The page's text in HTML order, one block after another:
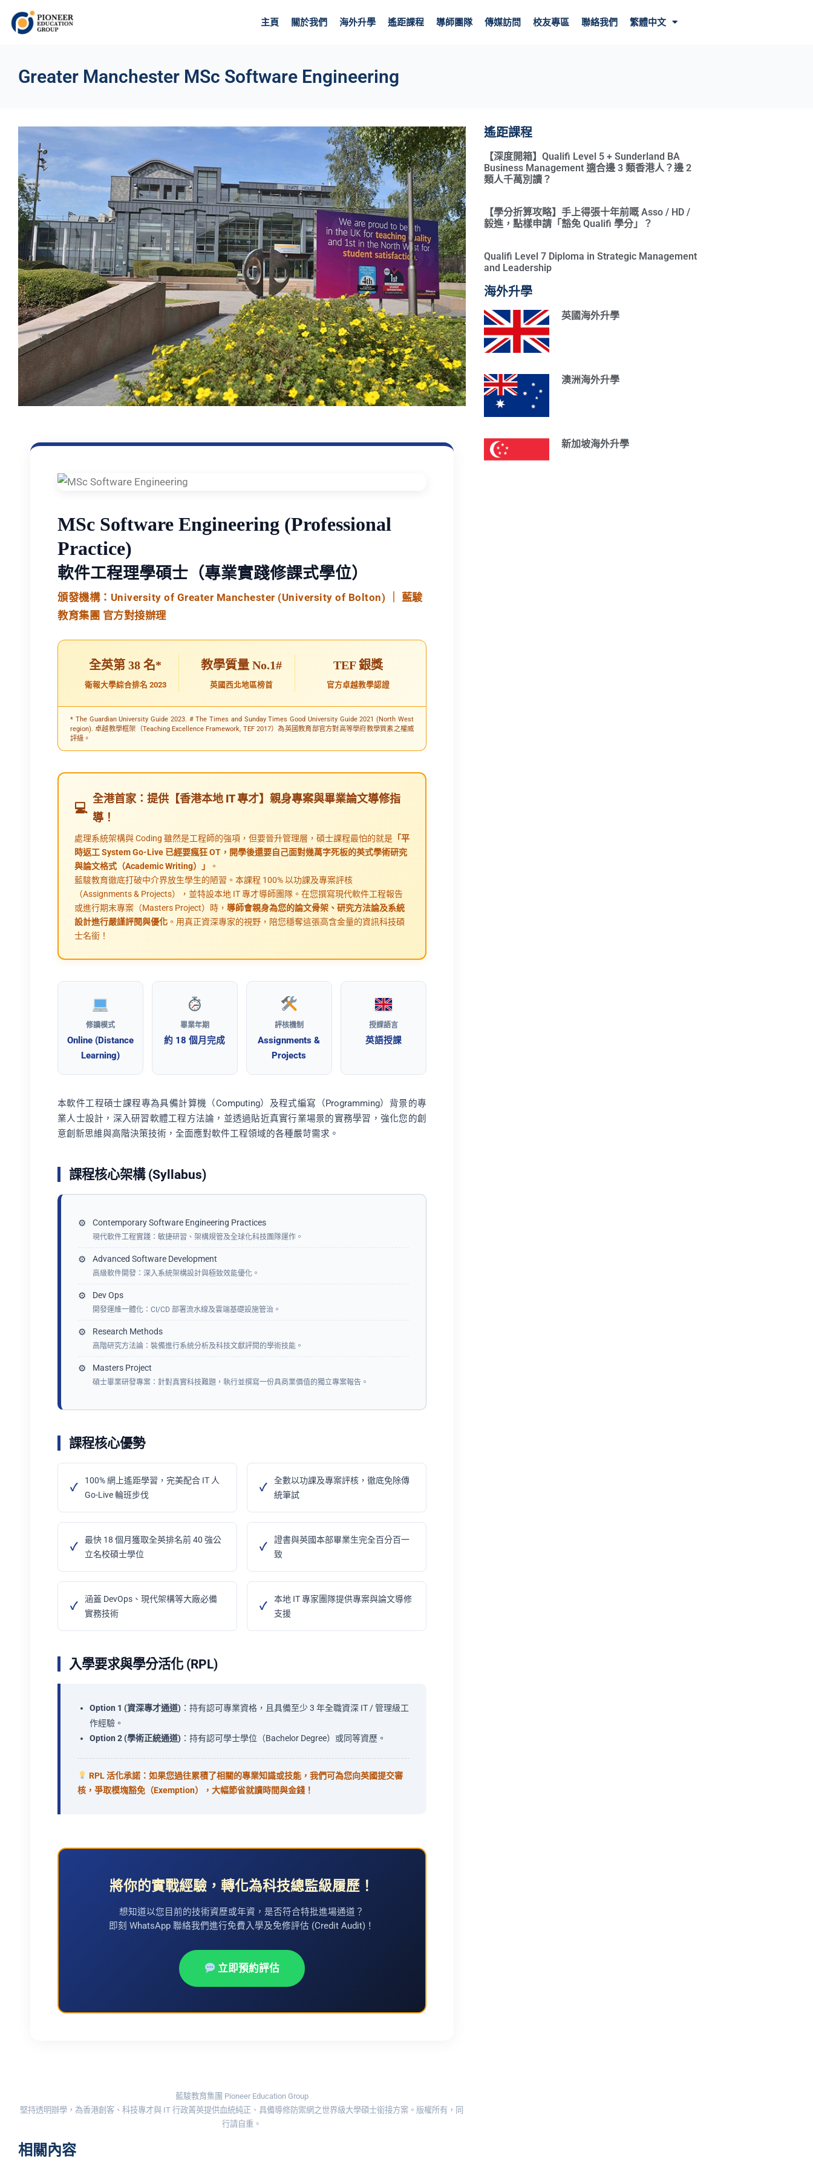
主頁 關於我們 海外升學 遙距課程 導師團隊 傳媒訪問 校友專區 聯絡我們 繁體中文
Greater Manchester MSc Software Engineering
MSc Software Engineering (Professional
Practice)
軟件工程理學碩士（專業實踐修課式學位）
頒發機構：University of Greater Manchester (University of Bolton) ｜ 藍駿
教育集團 官方對接辦理
全英第 38 名*
衛報大學綜合排名 2023
教學質量 No.1#
英國西北地區榜首
TEF 銀獎
官方卓越教學認證
* The Guardian University Guide 2023. # The Times and Sunday Times Good University Guide 2021 (North West
region). 卓越教學框架（Teaching Excellence Framework, TEF 2017）為英國教育部官方對高等學府教學質素之權威
評級。
全港首家：提供【香港本地 IT 專才】親身專案與畢業論文導修指
導！
處理系統架構與 Coding 雖然是工程師的強項，但要晉升管理層，碩士課程最怕的就是 「平
時返工 System Go-Live 已經要瘋狂 OT，開學後還要自己面對幾萬字死板的英式學術研究
與論文格式（Academic Writing）」
。
藍駿教育徹底打破中介界放生學生的陋習。本課程 100% 以功課及專案評核
（Assignments & Projects），並特設本地 IT 專才導師團隊。在您撰寫現代軟件工程報告
或進行期末專案（Masters Project）時， 導師會親身為您的論文骨架、研究方法論及系統
設計進行嚴謹評閱與優化 。用真正資深專家的視野，陪您穩奪這張高含金量的資訊科技碩
士名銜！
修讀模式
Online (Distance
Learning)
畢業年期
約 18 個月完成
評核機制
Assignments &
Projects
授課語言
英語授課
本軟件工程碩士課程專為具備計算機（Computing）及程式編寫（Programming）背景的專
業人士設計，深入研習軟體工程方法論，並透過貼近真實行業場景的實務學習，強化您的創
意創新思維與高階決策技術，全面應對軟件工程領域的各種嚴苛需求。
課程核心架構 (Syllabus)
Contemporary Software Engineering Practices
現代軟件工程實踐：敏捷研習、架構規管及全球化科技團隊運作。
Advanced Software Development
高級軟件開發：深入系統架構設計與極致效能優化。
Dev Ops
開發運維一體化：CI/CD 部署流水線及雲端基礎設施管治。
Research Methods
高階研究方法論：裝備進行系統分析及科技文獻評閱的學術技能。
Masters Project
碩士畢業研發專案：針對真實科技難題，執行並撰寫一份具商業價值的獨立專案報告。
課程核心優勢
100% 網上遙距學習，完美配合 IT 人
Go-Live 輪班步伐
全數以功課及專案評核，徹底免除傳
統筆試
最快 18 個月獲取全英排名前 40 強公
立名校碩士學位
證書與英國本部畢業生完全百分百一
致
涵蓋 DevOps、現代架構等大廠必備
實務技術
本地 IT 專家團隊提供專案與論文導修
支援
入學要求與學分活化 (RPL)
Option 1 (資深專才通道) ：持有認可專業資格，且具備至少 3 年全職資深 IT / 管理級工
作經驗。
Option 2 (學術正統通道) ：持有認可學士學位（Bachelor Degree）或同等資歷。
RPL 活化承諾：如果您過往累積了相關的專業知識或技能，我們可為您向英國提交審
核，爭取模塊豁免（Exemption），大幅節省就讀時間與金錢！
將你的實戰經驗，轉化為科技總監級履歷！
想知道以您目前的技術資歷或年資，是否符合特批進場通道？
即刻 WhatsApp 聯絡我們進行免費入學及免修評估 (Credit Audit)！
立即預約評估
藍駿教育集團 Pioneer Education Group
堅持透明辦學，為香港創客、科技專才與 IT 行政菁英提供血統純正、具備導修防禦網之世界級大學碩士銜接方案。版權所有，同
行請自重。
相關內容
遙距課程
【深度開箱】Qualifi Level 5 + Sunderland BA
Business Management 適合邊 3 類香港人？邊 2
類人千萬別讀？
【學分折算攻略】手上得張十年前嘅 Asso / HD /
毅進，點樣申請「豁免 Qualifi 學分」？
Qualifi Level 7 Diploma in Strategic Management
and Leadership
海外升學
英國海外升學
澳洲海外升學
新加坡海外升學